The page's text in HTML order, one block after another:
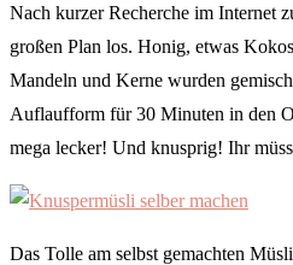
Nach kurzer Recherche im Internet
großen Plan los. Honig, etwas
Mandeln und Kerne wurden
Auflaufform für 30 Minuten in den
mega lecker! Und knusprig! Ihr
Das Tolle am selbst gemachten